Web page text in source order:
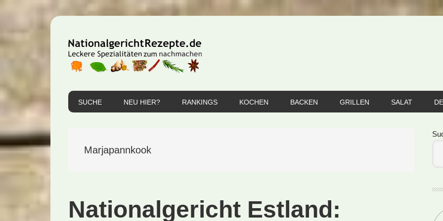
Hauptnavigation
SUCHE NEU HIER? RANKINGS KOCHEN BACKEN GRILLEN SALAT
Marjapannkook
Nationalgericht Estland: